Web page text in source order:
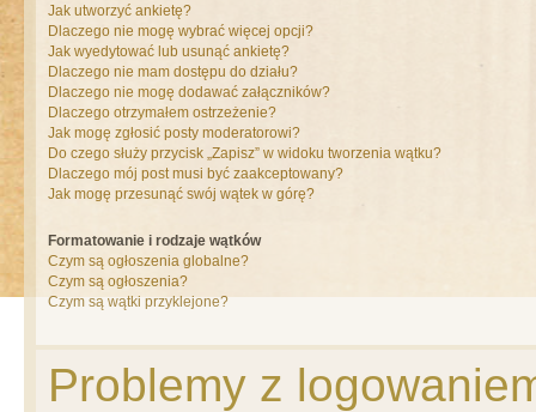
Jak utworzyć ankietę?
Dlaczego nie mogę wybrać więcej opcji?
Jak wyedytować lub usunąć ankietę?
Dlaczego nie mam dostępu do działu?
Dlaczego nie mogę dodawać załączników?
Dlaczego otrzymałem ostrzeżenie?
Jak mogę zgłosić posty moderatorowi?
Do czego służy przycisk „Zapisz” w widoku tworzenia wątku?
Dlaczego mój post musi być zaakceptowany?
Jak mogę przesunąć swój wątek w górę?
Formatowanie i rodzaje wątków
Czym są ogłoszenia globalne?
Czym są ogłoszenia?
Czym są wątki przyklejone?
Problemy z